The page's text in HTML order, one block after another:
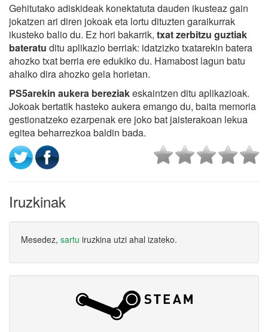
Gehitutako adiskideak konektatuta dauden ikusteaz gain
jokatzen ari diren jokoak eta lortu dituzten garaikurrak
ikusteko balio du. Ez hori bakarrik, txat zerbitzu guztiak
bateratu ditu aplikazio berriak: idatzizko txatarekin batera
ahozko txat berria ere edukiko du. Hamabost lagun batu
ahalko dira ahozko gela horietan.
PS5arekin aukera bereziakeskaintzen ditu aplikazioak.
Jokoak bertatik hasteko aukera emango du, baita memoria
gestionatzeko ezarpenak ere joko bat jaisterakoan lekua
egitea beharrezkoa baldin bada.
Iruzkinak
Mesedez, sartu iruzkina utzi ahal izateko.